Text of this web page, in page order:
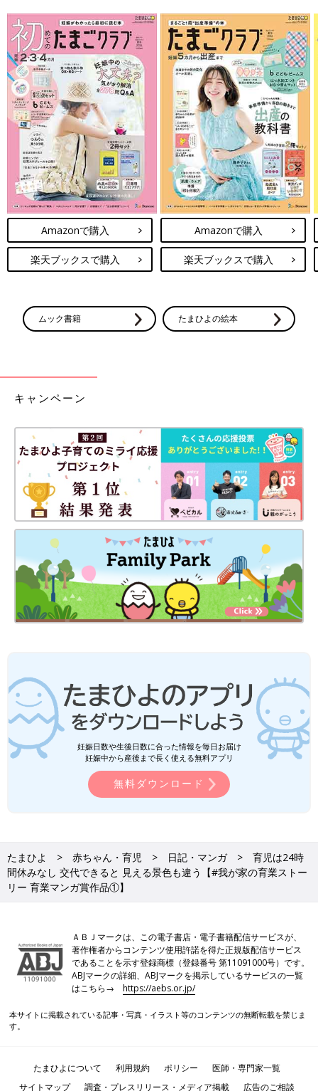
Amazonで購入
楽天ブックスで購入
Amazonで購入
楽天ブックスで購入
ムック書籍 たまひよの絵本
キャンペーン
妊娠日数や生後日数に合った情報を毎日お届け
妊娠中から産後まで長く使える無料アプリ
無料ダウンロード
たまひよ 赤ちゃん・育児 日記・マンガ
育児は24時
間休みなし 交代できると 見える景色も違う【#我が家の育業ストー
リー 育業マンガ賞作品①】
ＡＢＪマークは、この電子書店・電子書籍配信サービスが、
著作権者からコンテンツ使用許諾を得た正規版配信サービス
であることを示す登録商標（登録番号 第11091000号）です。
ABJマークの詳細、ABJマークを掲示しているサービスの一覧
はこちら→https://aebs.or.jp/
本サイトに掲載されている記事・写真・イラスト等のコンテンツの無断転載を禁じま
す。
たまひよについて 利用規約 ポリシー
医師・専門家一覧
サイトマップ
調査・プレスリリース・メディア掲載 広告のご相談